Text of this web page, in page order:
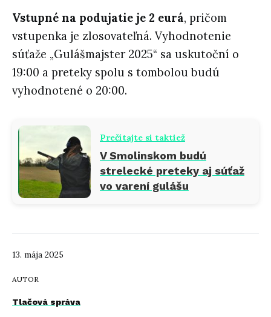
13. mája 2025
AUTOR
Tlačová správa
Vstupné na podujatie je 2 eurá, pričom
vstupenka je zlosovateľná. Vyhodnotenie
súťaže „Gulášmajster 2025“ sa uskutoční o
19:00 a preteky spolu s tombolou budú
vyhodnotené o 20:00.
Prečítajte si taktiež
V Smolinskom budú
strelecké preteky aj súťaž
vo varení gulášu